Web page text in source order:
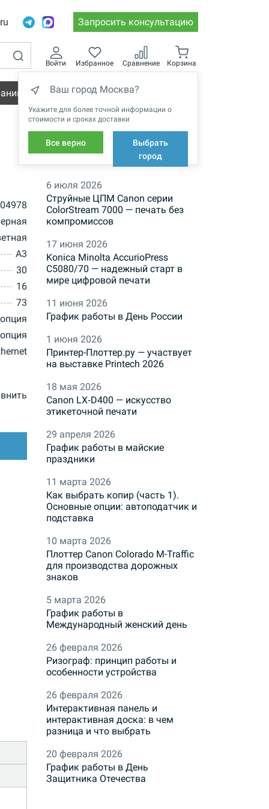
Запросить консультацию
Войти Избранное Сравнение Корзина
Ваш город Москва?
Укажите для более точной информации о
стоимости и сроках доставки
Все верно
Выбрать
город
Вакансии
A3
30
16
73
опция
опция
НОВОСТИ
6 июля 2026
Струйные ЦПМ Canon серии
ColorStream 7000 — печать без
компромиссов
17 июня 2026
Konica Minolta AccurioPress
C5080/70 — надежный старт в
мире цифровой печати
11 июня 2026
График работы в День России
1 июня 2026
Принтер-Плоттер.ру — участвует
на выставке Printech 2026
18 мая 2026
Canon LX‑D400 — искусство
этикеточной печати
29 апреля 2026
График работы в майские
праздники
11 марта 2026
Как выбрать копир (часть 1).
Основные опции: автоподатчик и
подставка
10 марта 2026
Плоттер Canon Colorado M-Traffic
для производства дорожных
знаков
5 марта 2026
График работы в
Международный женский день
26 февраля 2026
Ризограф: принцип работы и
особенности устройства
26 февраля 2026
Интерактивная панель и
интерактивная доска: в чем
разница и что выбрать
20 февраля 2026
График работы в День
Защитника Отечества